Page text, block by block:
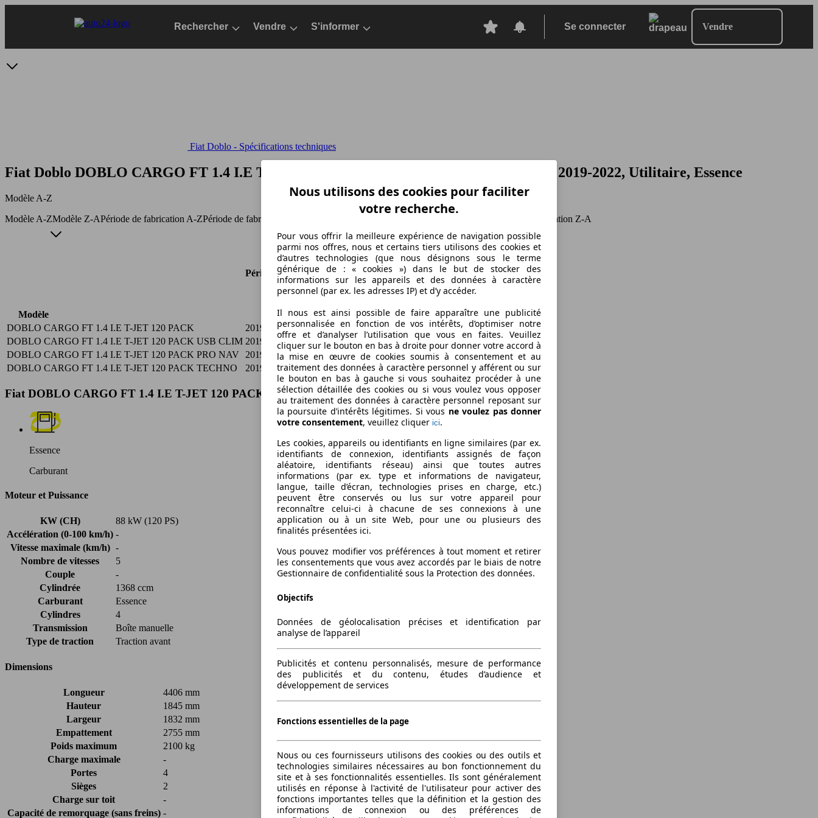
Rechercher Vendre S'informer Se connecter Vendre
Fiat Doblo - Spécifications techniques
Fiat Doblo DOBLO CARGO FT 1.4 I.E T-JET 120 DOBLO CARGO (07/2019-07/2022), 2019-2022, Utilitaire, Essence
Modèle A-Z
Modèle A-ZModèle Z-APériode de fabrication A-ZPériode de fabrication Z-A Ø Consommation Z-A
Modèle
Période de fabrication Puissance Ø Consommation
DOBLO CARGO FT 1.4 I.E T-JET 120 PACK 2019/07 - 2020/01
88 KW (120 PS)
DOBLO CARGO FT 1.4 I.E T-JET 120 PACK USB CLIM 2019/07 - 2020/01
88 KW (120 PS)
DOBLO CARGO FT 1.4 I.E T-JET 120 PACK PRO NAV
2019/07 - 2020/01
88 KW (120 PS)
DOBLO CARGO FT 1.4 I.E T-JET 120 PACK TECHNO
2019/07 - 2020/01 88 KW (120 PS)
Fiat DOBLO CARGO FT 1.4 I.E T-JET 120 PACK Spécifications techniques
Essence
Carburant
Moteur et Puissance
KW (CH)
88 kW (120 PS)
Accélération (0-100 km/h) -
Vitesse maximale (km/h) -
Nombre de vitesses
5
Couple
-
Cylindrée
1368 ccm
Carburant
Essence
Cylindres
4
Transmission
Boîte manuelle
Type de traction
Traction avant
Dimensions
Longueur
4406 mm
Hauteur
1845 mm
Largeur
1832 mm
Empattement
2755 mm
Poids maximum
2100 kg
Charge maximale
-
Portes
4
Sièges
2
Charge sur toit
-
Capacité de remorquage (sans freins) -
Nous utilisons des cookies pour faciliter
votre recherche.
Pour vous offrir la meilleure expérience de navigation possible
parmi nos offres, nous et certains tiers utilisons des cookies et
d’autres technologies (que nous désignons sous le terme
générique de : « cookies ») dans le but de stocker des
informations sur les appareils et des données à caractère
personnel (par ex. les adresses IP) et d’y accéder.
Il nous est ainsi possible de faire apparaître une publicité
personnalisée en fonction de vos intérêts, d’optimiser notre
offre et d’analyser l’utilisation que vous en faites. Veuillez
cliquer sur le bouton en bas à droite pour donner votre accord à
la mise en œuvre de cookies soumis à consentement et au
traitement des données à caractère personnel y afférent ou sur
le bouton en bas à gauche si vous souhaitez procéder à une
sélection détaillée des cookies ou si vous voulez vous opposer
au traitement des données à caractère personnel reposant sur
la poursuite d’intérêts légitimes. Si vous ne voulez pas donner
votre consentement, veuillez cliquer ici.
Les cookies, appareils ou identifiants en ligne similaires (par ex.
identifiants de connexion, identifiants assignés de façon
aléatoire, identifiants réseau) ainsi que toutes autres
informations (par ex. type et informations de navigateur,
langue, taille d’écran, technologies prises en charge, etc.)
peuvent être conservés ou lus sur votre appareil pour
reconnaître celui-ci à chacune de ses connexions à une
application ou à un site Web, pour une ou plusieurs des
finalités présentées ici.
Vous pouvez modifier vos préférences à tout moment et retirer
les consentements que vous avez accordés par le biais de notre
Gestionnaire de confidentialité sous la Protection des données.
Objectifs
Données de géolocalisation précises et identification par
analyse de l’appareil
Publicités et contenu personnalisés, mesure de performance
des publicités et du contenu, études d’audience et
développement de services
Fonctions essentielles de la page
Nous ou ces fournisseurs utilisons des cookies ou des outils et
technologies similaires nécessaires au bon fonctionnement du
site et à ses fonctionnalités essentielles. Ils sont généralement
utilisés en réponse à l'activité de l'utilisateur pour activer des
fonctions importantes telles que la définition et la gestion des
informations de connexion ou des préférences de